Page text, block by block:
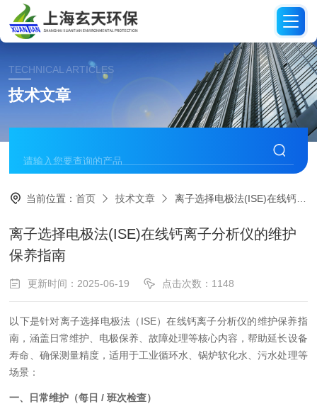
TECHNICAL ARTICLES
技术文章
当前位置：首页 技术文章 离子选择电极法(ISE)在线钙离子分析仪的维护保养指南
离子选择电极法(ISE)在线钙离子分析仪的维护
保养指南
更新时间：2025-06-19 点击次数：1148
以下是针对离子选择电极法（ISE）在线钙离子分析仪的维护保养指
南，涵盖日常维护、电极保养、故障处理等核心内容，帮助延长设备
寿命、确保测量精度，适用于工业循环水、锅炉软化水、污水处理等
场景：
一、日常维护（每日 / 班次检查）